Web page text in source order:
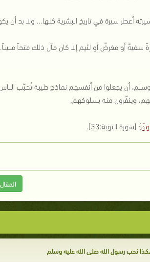
أعطر سيرة في تاريخ البشرية كلها... ولا بد أن
أو مغرضٌ أو لئيم إلا كان مآل ذلك فتحاً مبيناً.
وسلم، أن يجعلوا من أنفسهم نماذج طيبة تُحبّب
وينفّرون منه بسلوكهم.
} [سورة التوبة:33].
نحب رسول الله صلى الله عليه وسلم